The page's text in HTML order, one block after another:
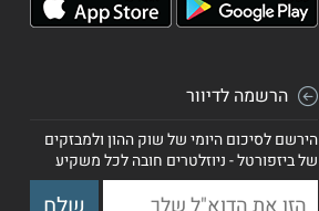
הרשמה לדיוור
הירשם לסיכום היומי של שוק ההון ולמבזקים
של ביזפורטל - ניוזלטרים חובה לכל משקיע